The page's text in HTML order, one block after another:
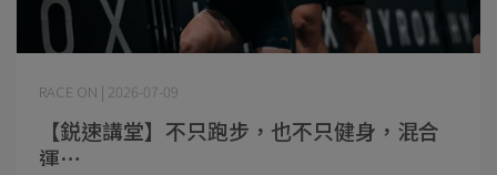
RACE ON | 2026-07-09
【鋭速講堂】不只跑步，也不只健身，混合
運⋯